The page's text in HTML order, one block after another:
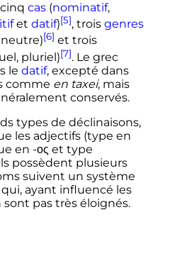
cas(nominatif,
et datif)[5], trois genres
[6] et trois
pluriel)[7]. Le grec
le datif, excepté dans
comme en taxei, mais
conservés.
types de déclinaisons,
les adjectifs (type en
en -ος et type
possèdent plusieurs
suivent un système
ayant influencé les
pas très éloignés.